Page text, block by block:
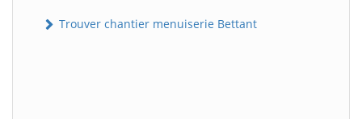
Trouver chantier menuiserie Bettant